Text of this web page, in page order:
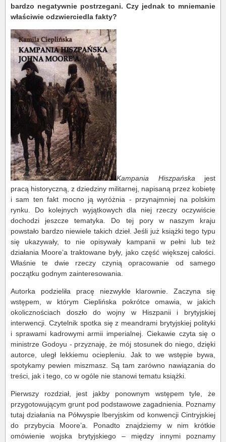
bardzo negatywnie postrzegani. Czy jednak to mniemanie
właściwie odzwierciedla fakty?
Kampania Hiszpańska jest
pracą historyczną, z dziedziny militarnej, napisaną przez kobietę
i sam ten fakt mocno ją wyróżnia - przynajmniej na polskim
rynku. Do kolejnych wyjątkowych dla niej rzeczy oczywiście
dochodzi jeszcze tematyka. Do tej pory w naszym kraju
powstało bardzo niewiele takich dzieł. Jeśli już książki tego typu
się ukazywały, to nie opisywały kampanii w pełni lub też
działania Moore’a traktowane były, jako część większej całości.
Właśnie te dwie rzeczy czynią opracowanie od samego
początku godnym zainteresowania.
Autorka podzieliła pracę niezwykle klarownie. Zaczyna się
wstępem, w którym Cieplińska pokrótce omawia, w jakich
okolicznościach doszło do wojny w Hiszpanii i brytyjskiej
interwencji. Czytelnik spotka się z meandrami brytyjskiej polityki
i sprawami kadrowymi armii imperialnej. Ciekawie czyta się o
ministrze Godoyu - przyznaję, że mój stosunek do niego, dzięki
autorce, uległ lekkiemu ociepleniu. Jak to we wstępie bywa,
spotykamy pewien miszmasz. Są tam zarówno nawiązania do
treści, jak i tego, co w ogóle nie stanowi tematu książki.
Pierwszy rozdział, jest jakby ponownym wstępem tyle, że
przygotowującym grunt pod podstawowe zagadnienia. Poznamy
tutaj działania na Półwyspie Iberyjskim od konwencji Cintryjskiej
do przybycia Moore’a. Ponadto znajdziemy w nim krótkie
omówienie wojska brytyjskiego – między innymi poznamy